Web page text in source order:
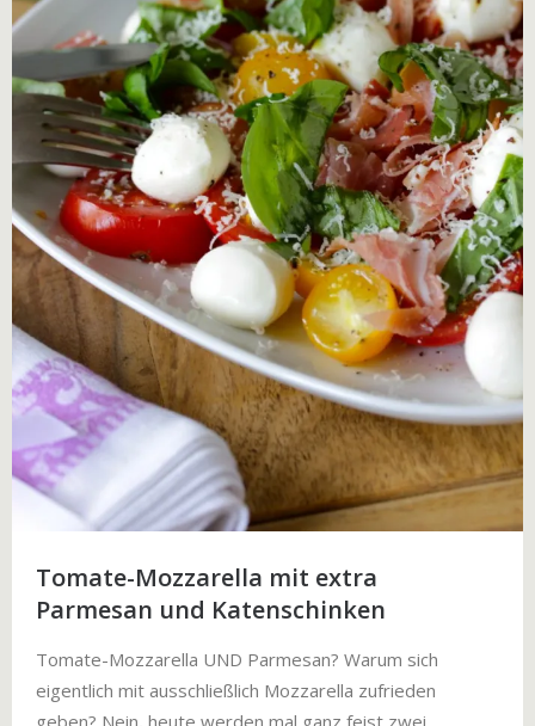
Tomate-Mozzarella mit extra
Parmesan und Katenschinken
Tomate-Mozzarella UND Parmesan? Warum sich
eigentlich mit ausschließlich Mozzarella zufrieden
geben? Nein, heute werden mal ganz feist zwei